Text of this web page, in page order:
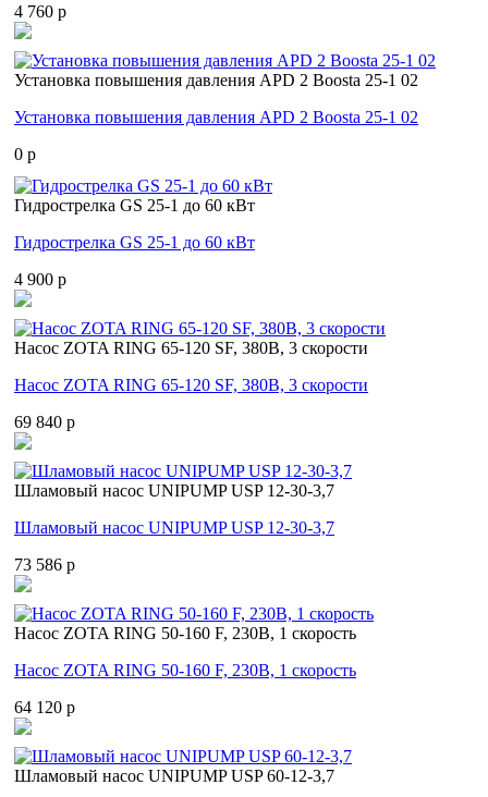
4 760 p
Установка повышения давления APD 2 Boosta 25-1 02
Установка повышения давления APD 2 Boosta 25-1 02
0 p
Гидрострелка GS 25-1 до 60 кВт
Гидрострелка GS 25-1 до 60 кВт
4 900 p
Насос ZOTA RING 65-120 SF, 380В, 3 скорости
Насос ZOTA RING 65-120 SF, 380В, 3 скорости
69 840 p
Шламовый насос UNIPUMP USP 12-30-3,7
Шламовый насос UNIPUMP USP 12-30-3,7
73 586 p
Насос ZOTA RING 50-160 F, 230В, 1 скорость
Насос ZOTA RING 50-160 F, 230В, 1 скорость
64 120 p
Шламовый насос UNIPUMP USP 60-12-3,7